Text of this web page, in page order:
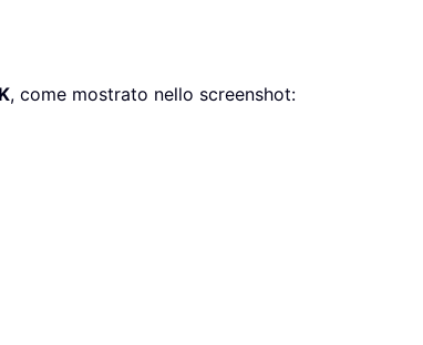
, come mostrato nello screenshot: